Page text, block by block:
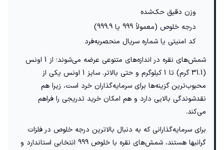
وزن دقیق حک‌شده
درجه خلوص (معمولاً 999 یا 999.9)
کد امنیتی یا شماره سریال منحصربه‌فرد
شمش‌های نقره در اندازه‌های متنوعی عرضه می‌شوند؛ از 1 اونس
(31.1 گرم) تا 1 کیلوگرم و حتی بالاتر. سایز 1 اونس یکی از
محبوب‌ترین گزینه‌ها برای سرمایه‌گذاران خرد است، زیرا هم
نقدشوندگی بالایی دارد و هم امکان خرید تدریجی را فراهم
می‌کند.
برای سرمایه‌گذارانی که به دنبال بالاترین درجه خلوص در فلزات
گرانبها هستند، شمش‌های نقره با خلوص 999 انتخابی استاندارد و